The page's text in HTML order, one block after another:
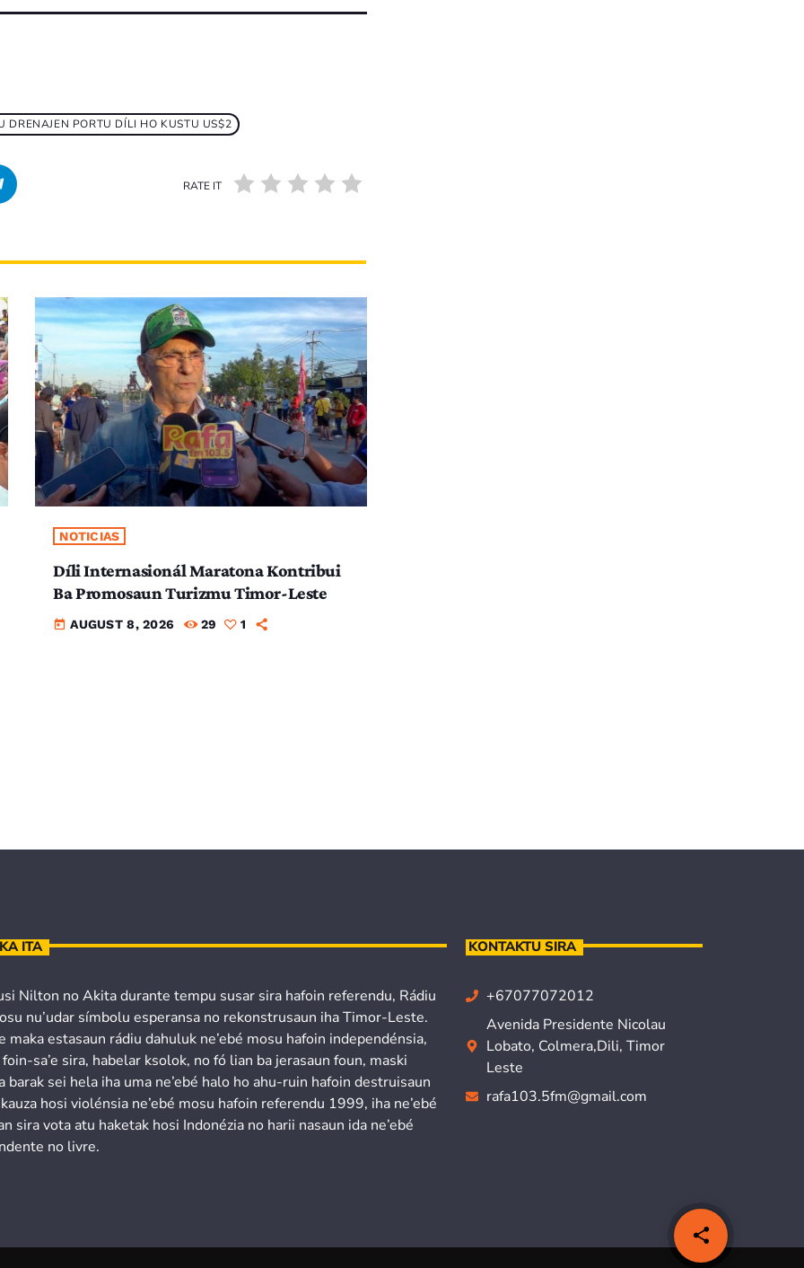
share
email
DRENAJEN PORTU DÍLI HO KUSTU US$2
RATE IT
NOTICIAS
Díli Internasionál Maratona Kontribui
Ba Promosaun Turizmu Timor-Leste
today AUGUST 8, 2026 29 1
ITA
Nilton no Akita durante tempu susar sira hafoin referendu, Rádiu
nu’udar símbolu esperansa no rekonstrusaun iha Timor-Leste.
maka estasaun rádiu dahuluk ne’ebé mosu hafoin independénsia,
sa’e sira, habelar ksolok, no fó lian ba jerasaun foun, maski
barak sei hela iha uma ne’ebé halo ho ahu-ruin hafoin destruisaun
kauza hosi violénsia ne’ebé mosu hafoin referendu 1999, iha ne’ebé
sira vota atu haketak hosi Indonézia no harii nasaun ida ne’ebé
no livre.
KONTAKTU SIRA
+67077072012
Avenida Presidente Nicolau
Lobato, Colmera,Dili, Timor
Leste
rafa103.5fm@gmail.com